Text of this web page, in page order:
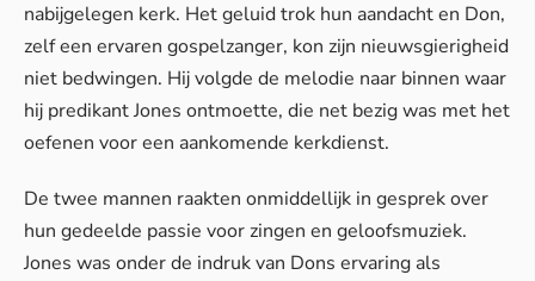
nabijgelegen kerk. Het geluid trok hun aandacht en Don,
zelf een ervaren gospelzanger, kon zijn nieuwsgierigheid
niet bedwingen. Hij volgde de melodie naar binnen waar
hij predikant Jones ontmoette, die net bezig was met het
oefenen voor een aankomende kerkdienst.
De twee mannen raakten onmiddellijk in gesprek over
hun gedeelde passie voor zingen en geloofsmuziek.
Jones was onder de indruk van Dons ervaring als